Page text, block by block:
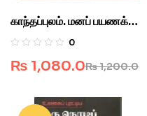
காந்தப்புலம். மனப் பயணக்
குறிப்புகள்.
0
₨1,200.0
₨ 1,080.0